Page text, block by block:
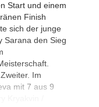
Start und einem
Finish
sich der junge
Sarana den Sieg
Im
mit 7 aus 9